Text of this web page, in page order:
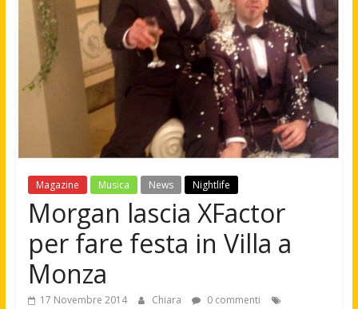
Magazine Musica News Nightlife
Morgan lascia XFactor
per fare festa in Villa a
Monza
17 Novembre 2014 Chiara
0 commenti